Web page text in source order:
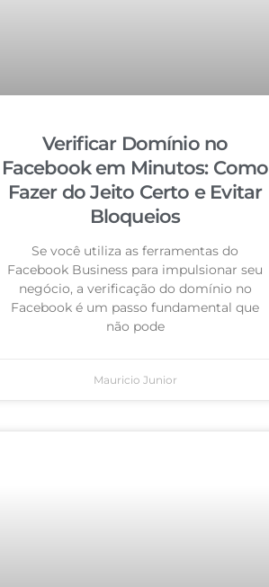
Verificar Domínio no
Facebook em Minutos: Como
Fazer do Jeito Certo e Evitar
Bloqueios
Se você utiliza as ferramentas do
Facebook Business para impulsionar seu
negócio, a verificação do domínio no
Facebook é um passo fundamental que
não pode
Mauricio Junior